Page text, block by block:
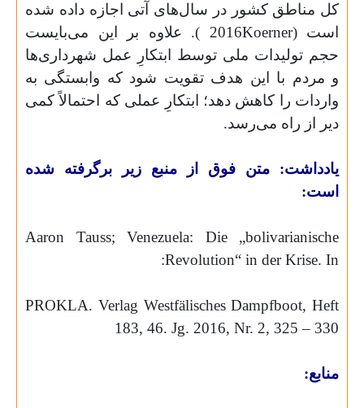
کل مناطق کشور در سال‌های آتی اجازه داده شده
است (Koerner
2016
). علاوه بر این می‌بایست
حجم تولیدات ملی توسط ابتکارِ عمل شهرداری‌ها
و مردم با این هدف تقویت شود که وابستگی به
واردات را کاهش دهد؛ ابتکارِ عملی که احتمالاً کمی
دیر از راه می‌رسد.
یادداشت: متن فوق از منبع زیر برگرفته شده
است:
AaronTauss; Venezuela: Die „bolivarianische
Revolution“ in der Krise. In
:
PROKLA. Verlag Westfälisches Dampfboot, Heft
183, 46. Jg. 2016, Nr. 2, 325 – 330
منابع: